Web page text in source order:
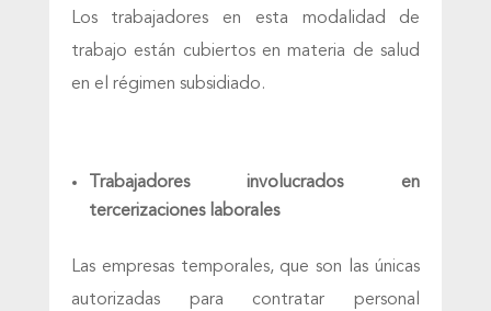
Los trabajadores en esta modalidad de
trabajo están cubiertos en materia de salud
en el régimen subsidiado.
Trabajadores involucrados en
tercerizaciones laborales
Las empresas temporales, que son las únicas
autorizadas para contratar personal